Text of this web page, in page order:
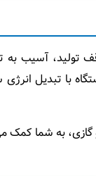
تولید، آسیب
با تبدیل
گازی، به شما